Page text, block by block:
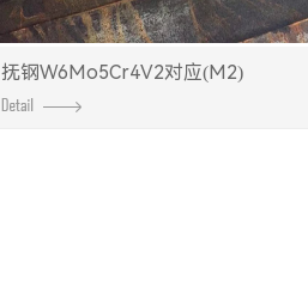
抚钢W6Mo5Cr4V2对应(M2)